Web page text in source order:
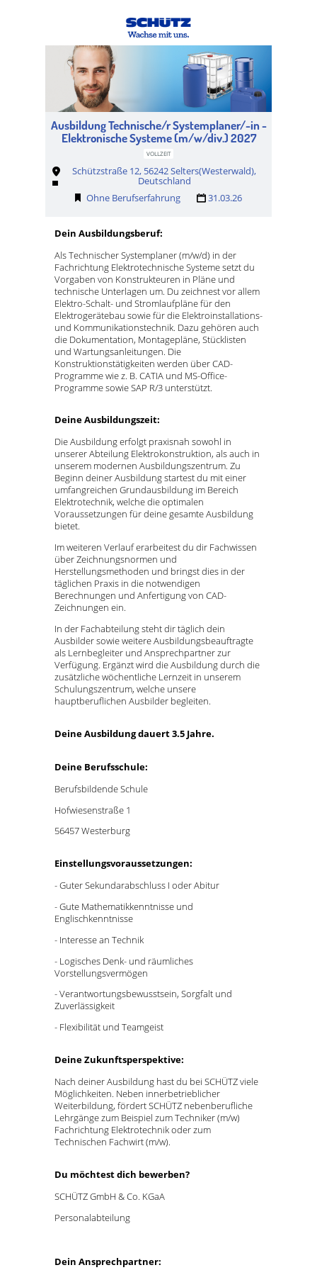
Ausbildung Technische/r Systemplaner/-in -
Elektronische Systeme (m/w/div.) 2027
VOLLZEIT
Schützstraße 12, 56242 Selters(Westerwald),
Deutschland
Ohne Berufserfahrung
31.03.26
Dein Ausbildungsberuf:
Als Technischer Systemplaner (m/w/d) in der
Fachrichtung Elektrotechnische Systeme setzt du
Vorgaben von Konstrukteuren in Pläne und
technische Unterlagen um. Du zeichnest vor allem
Elektro-Schalt- und Stromlaufpläne für den
Elektrogerätebau sowie für die Elektroinstallations-
und Kommunikationstechnik. Dazu gehören auch
die Dokumentation, Montagepläne, Stücklisten
und Wartungsanleitungen. Die
Konstruktionstätigkeiten werden über CAD-
Programme wie z. B. CATIA und MS-Office-
Programme sowie SAP R/3 unterstützt.
Deine Ausbildungszeit:
Die Ausbildung erfolgt praxisnah sowohl in
unserer Abteilung Elektrokonstruktion, als auch in
unserem modernen Ausbildungszentrum. Zu
Beginn deiner Ausbildung startest du mit einer
umfangreichen Grundausbildung im Bereich
Elektrotechnik, welche die optimalen
Voraussetzungen für deine gesamte Ausbildung
bietet.
Im weiteren Verlauf erarbeitest du dir Fachwissen
über Zeichnungsnormen und
Herstellungsmethoden und bringst dies in der
täglichen Praxis in die notwendigen
Berechnungen und Anfertigung von CAD-
Zeichnungen ein.
In der Fachabteilung steht dir täglich dein
Ausbilder sowie weitere Ausbildungsbeauftragte
als Lernbegleiter und Ansprechpartner zur
Verfügung. Ergänzt wird die Ausbildung durch die
zusätzliche wöchentliche Lernzeit in unserem
Schulungszentrum, welche unsere
hauptberuflichen Ausbilder begleiten.
Deine Ausbildung dauert 3.5 Jahre.
Deine Berufsschule:
Berufsbildende Schule
Hofwiesenstraße 1
56457 Westerburg
Einstellungsvoraussetzungen:
- Guter Sekundarabschluss I oder Abitur
- Gute Mathematikkenntnisse und
Englischkenntnisse
- Interesse an Technik
- Logisches Denk- und räumliches
Vorstellungsvermögen
- Verantwortungsbewusstsein, Sorgfalt und
Zuverlässigkeit
- Flexibilität und Teamgeist
Deine Zukunftsperspektive:
Nach deiner Ausbildung hast du bei SCHÜTZ viele
Möglichkeiten. Neben innerbetrieblicher
Weiterbildung, fördert SCHÜTZ nebenberufliche
Lehrgänge zum Beispiel zum Techniker (m/w)
Fachrichtung Elektrotechnik oder zum
Technischen Fachwirt (m/w).
Du möchtest dich bewerben?
SCHÜTZ GmbH & Co. KGaA
Personalabteilung
Dein Ansprechpartner: